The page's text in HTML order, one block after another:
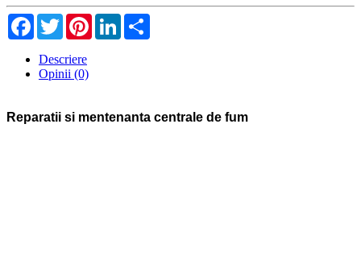
Facebook
TwitterPinterestLinkedIn
Descriere
Opinii (0)
Reparatii si mentenanta centrale de fum